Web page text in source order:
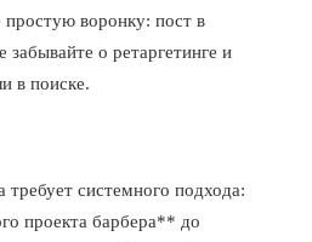
простую воронку: пост в
о ретаргетинге и
в поиске.
требует системного подхода:
проекта барбера** до